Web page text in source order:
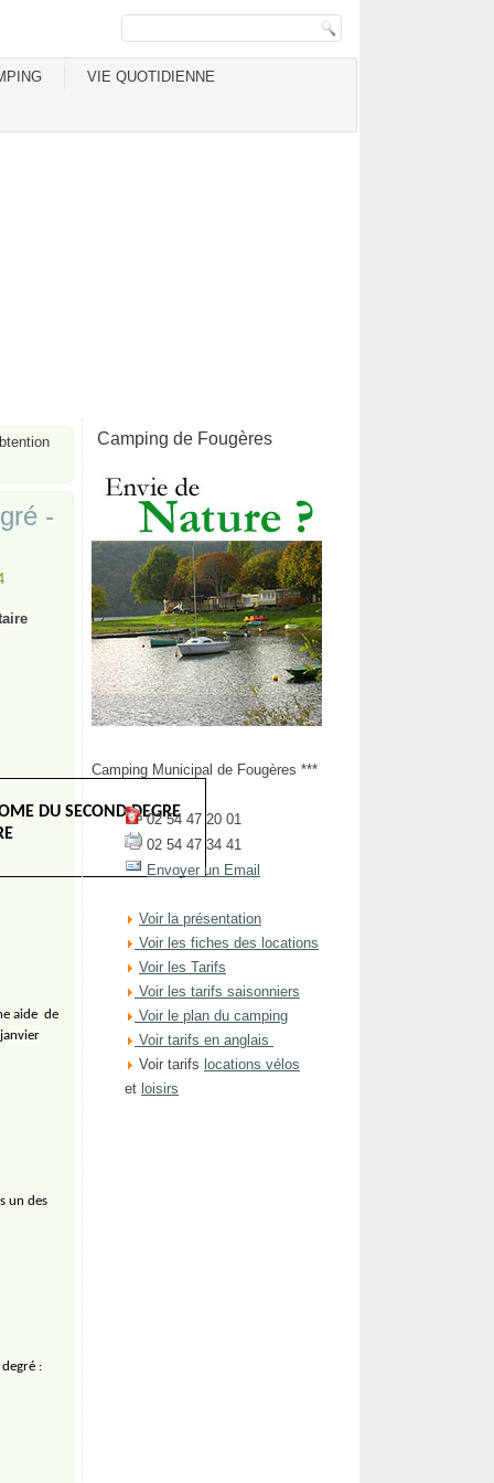
VIE QUOTIDIENNE
-
DU SECOND DEGRE
aide de
un des
:
Camping de Fougères
Camping Municipal de Fougères ***
02 54 47 20 01
02 54 47 34 41
Envoyer un Email
Voir la présentation
Voir les fiches des locations
Voir les Tarifs
Voir les tarifs saisonniers
Voir le plan du camping
Voir tarifs en anglais
Voir tarifs locations vélos
et loisirs